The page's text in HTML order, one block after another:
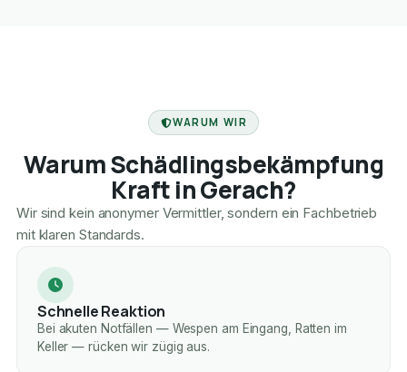
WARUM WIR
Warum Schädlingsbekämpfung
Kraft in Gerach?
Wir sind kein anonymer Vermittler, sondern ein Fachbetrieb
mit klaren Standards.
Schnelle Reaktion
Bei akuten Notfällen — Wespen am Eingang, Ratten im
Keller — rücken wir zügig aus.